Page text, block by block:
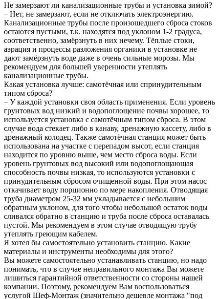
Не замерзают ли канализационные трубы и установка зимой?
– Нет, не замерзают, если не отключать электроэнергию.
Канализационные трубы после произошедшего сброса стоков
остаются пустыми, т.к. находятся под уклоном 1-2 градуса,
соответственно, замёрзнуть в них нечему. Тёплые стоки,
аэрация и процессы разложения органики в установке не
дают замёрзнуть воде даже в очень сильные морозы. Мы
рекомендуем для большей уверенности утеплять
канализационные трубы.
Какая установка лучше: самотёчная или спринудительным
типом сброса?
– У каждой установки своя область применения. Если уровень
грунтовых вод низкий и водопоглощение почвы хорошее, то
используется установка с самотёчным типом сброса. В этом
случае вода стекает либо в канаву, дренажную кассету, либо в
дренажный колодец. Также самотёчная станция может быть
использована на участке с перепадом высот, если станция
находится по уровню выше, чем место сброса воды. Если
уровень грунтовых вод высокий или водопоглощающая
способность почвы низкая, то используются установки с
принудительным сбросом очищенной воды. При этом насос
откачивает воду порционно по мере накопления. Отводящая
труба диаметром 25-32 мм укладывается с небольшим
обратным уклоном, для того чтобы небольшой остаток воды
сливался обратно в станцию и труба после сброса оставалась
пустой. Мы рекомендуем в этом случае отводящую трубу
утеплять греющим кабелем.
Я хотел бы самостоятельно установить станцию. Какие
материалы и инструменты необходимы для этого?
Вы можете самостоятельно устанавливать станцию, но надо
понимать, что в случае неправильного монтажа Вы можете
лишиться гарантийной ответственности со стороны нашей
компании. Поэтому, рекомендуем Вам воспользоваться
услугой Шеф-Монтаж (значительно дешевле монтажа "под